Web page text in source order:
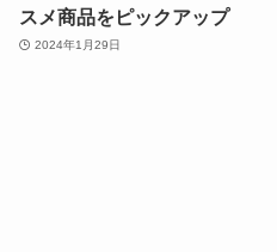
スメ商品をピックアップ
2024年1月29日